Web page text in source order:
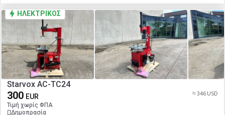
ΗΛΕΚΤΡΙΚΌΣ
Starvox AC-TC24
300 EUR
Τιμή χωρίς ΦΠΑ
Δημοπρασία
≈ 346 USD